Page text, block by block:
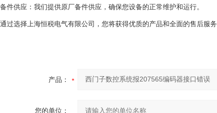
备件供应：我们提供原厂备件供应，确保您设备的正常维护和运行。
通过选择上海恒税电气有限公司，您将获得优质的产品和全面的售后服
产品：
您的单位：